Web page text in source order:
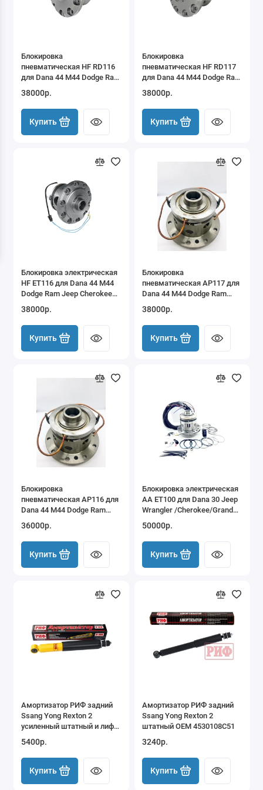
Great Wall
Great Wall HAVAL
Changan
Chevrolet
Ford
Hummer
Kia
VOLVO (c303) Лапландер
ГАЗ
Общий товар по категориям
Блокировка
пневматическая HF RD116
для Dana 44 M44 Dodge Ram
TJ
38000р.
Купить
Блокировка
пневматическая HF RD117
для Dana 44 M44 Dodge Ram
TJ
38000р.
Купить
Блокировка электрическая
HF ET116 для Dana 44 M44
Dodge Ram Jeep Cherokee
38000р.
Купить
Блокировка
пневматическая AP117 для
Dana 44 M44 Dodge Ram
TJ
38000р.
Купить
Блокировка
пневматическая АP116 для
Dana 44 M44 Dodge Ram
TJ
36000р.
Купить
Блокировка электрическая
AA ET100 для Dana 30 Jeep
Wrangler /Cherokee/Grand
число 3.73-5.38)
50000р.
Купить
Амортизатор РИФ задний
Ssang Yong Rexton 2
усиленный штатный и лифт
5400р.
Купить
Амортизатор РИФ задний
Ssang Yong Rexton 2
штатный OEM 4530108C51
3240р.
Купить